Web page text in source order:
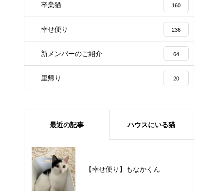
卒業猫 160
幸せ便り 236
新メンバーのご紹介 64
里帰り 20
最近の記事 ハウスにいる猫
【幸せ便り】もなかくん
【里親様募集中】メメちゃん